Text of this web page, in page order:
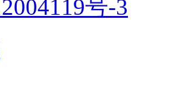
号-3